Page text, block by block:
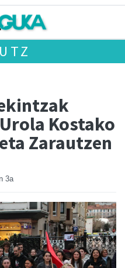
Kostako
Zarautzen
3a